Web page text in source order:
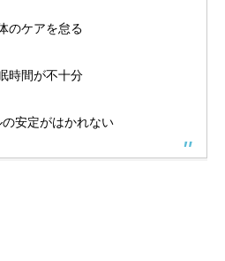
のケアを怠る
時間が不十分
の安定がはかれない